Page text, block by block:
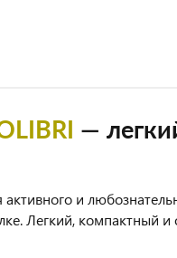
—
и
Легкий, компактный